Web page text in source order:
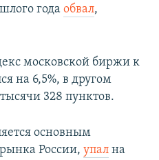
года обвал,
московской биржи к
на 6,5%, в другом
328 пунктов.
основным
России, упал на